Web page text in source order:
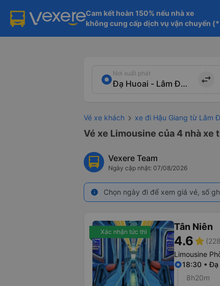
Cam kết hoàn 150% nếu nhà xe
không cung cấp dịch vụ vận chuyển
Nơi xuất phát
import_export
Vé xe khách xe đi Hậu Giang từ Lâm
Vé xe Limousine của 4 nhà xe
Vexere Team
Ngày cập nhật: 07/08/2026
info Chọn ngày đi để xem giá vé, số
Xác nhận tức thì Tân Niên
4.6star
Limousine
18:30 •
8h20m